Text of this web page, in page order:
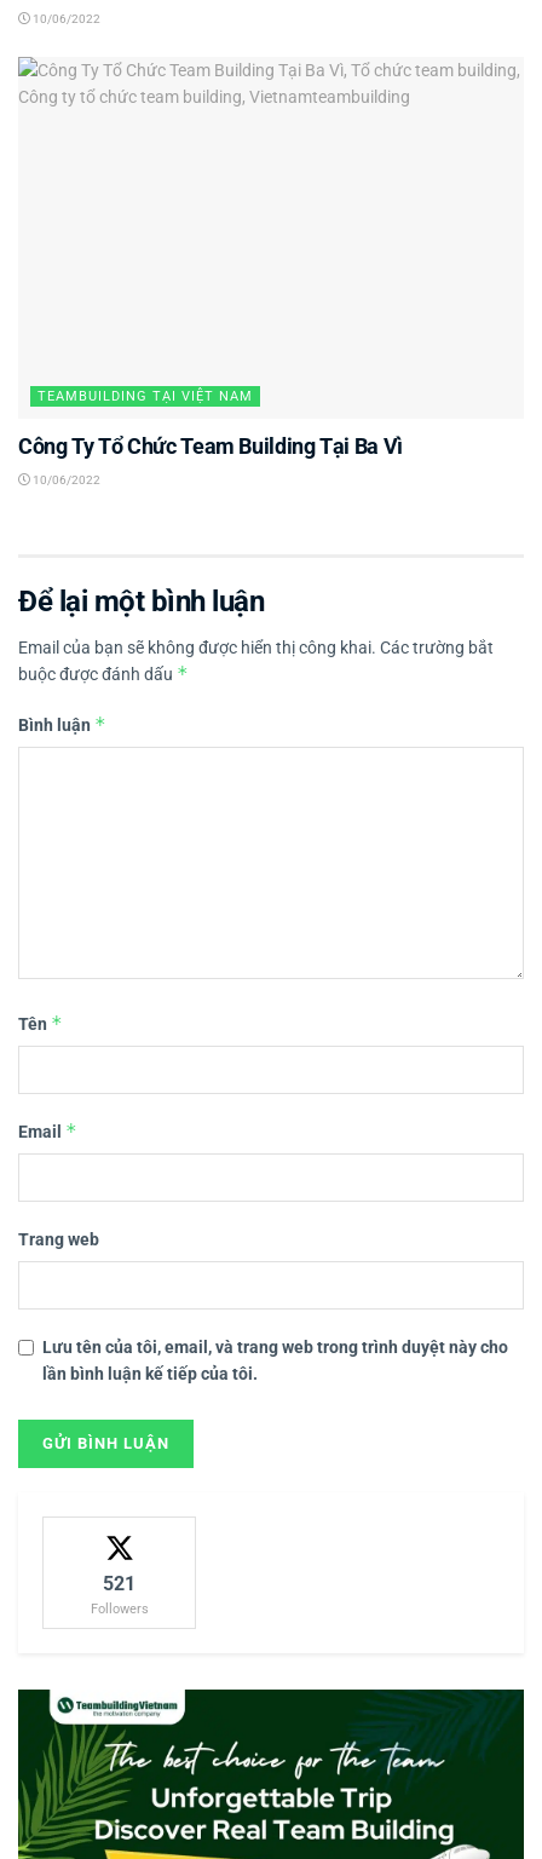
10/06/2022
TEAMBUILDING TẠI VIỆT NAM
Công Ty Tổ Chức Team Building Tại Ba Vì
10/06/2022
Để lại một bình luận
Email của bạn sẽ không được hiển thị công khai. Các trường bắt
buộc được đánh dấu *
Bình luận *
Tên *
Email *
Trang web
Lưu tên của tôi, email, và trang web trong trình duyệt này cho
lần bình luận kế tiếp của tôi.
521
Followers